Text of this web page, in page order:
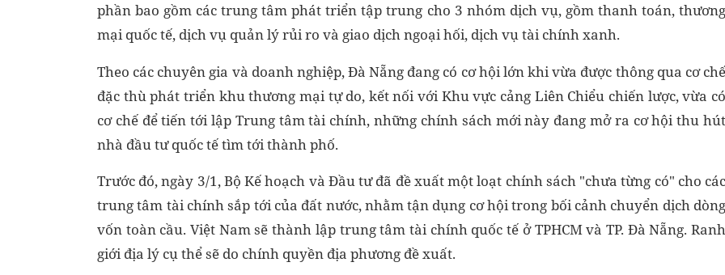
phần bao gồm các trung tâm phát triển tập trung cho 3 nhóm dịch vụ, gồm thanh toán, thương
mại quốc tế, dịch vụ quản lý rủi ro và giao dịch ngoại hối, dịch vụ tài chính xanh.
Theo các chuyên gia và doanh nghiệp, Đà Nẵng đang có cơ hội lớn khi vừa được thông qua cơ chế
đặc thù phát triển khu thương mại tự do, kết nối với Khu vực cảng Liên Chiểu chiến lược, vừa có
cơ chế để tiến tới lập Trung tâm tài chính, những chính sách mới này đang mở ra cơ hội thu hút
nhà đầu tư quốc tế tìm tới thành phố.
Trước đó, ngày 3/1, Bộ Kế hoạch và Đầu tư đã đề xuất một loạt chính sách "chưa từng có" cho các
trung tâm tài chính sắp tới của đất nước, nhằm tận dụng cơ hội trong bối cảnh chuyển dịch dòng
vốn toàn cầu. Việt Nam sẽ thành lập trung tâm tài chính quốc tế ở TPHCM và TP. Đà Nẵng. Ranh
giới địa lý cụ thể sẽ do chính quyền địa phương đề xuất.